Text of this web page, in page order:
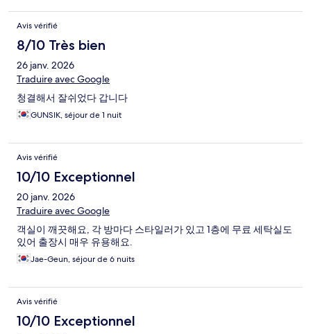
Avis vérifié
8/10 Très bien
26 janv. 2026
Traduire avec Google
청결해서 잘쉬었다 갑니다
GUNSIK, séjour de 1 nuit
Avis vérifié
10/10 Exceptionnel
20 janv. 2026
Traduire avec Google
객실이 깨끗해요, 각 방마다 스타일러가 있고 1층에 무료 세탁실도
있어 출장시 매우 유용해요.
Jae-Geun, séjour de 6 nuits
Avis vérifié
10/10 Exceptionnel